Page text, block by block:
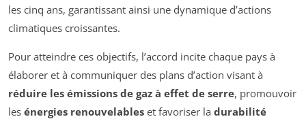
les cinq ans, garantissant ainsi une dynamique d’actions
climatiques croissantes.
Pour atteindre ces objectifs, l’accord incite chaque pays à
élaborer et à communiquer des plans d’action visant à
réduire les émissions de gaz à effet de serre, promouvoir
les énergies renouvelables et favoriser la durabilité